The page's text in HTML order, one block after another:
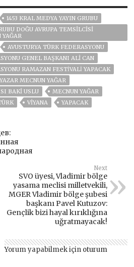
1453 KRAL MEDYA YAYIN GRUBU
DOĞU AVRUPA TEMSILCISI
YAĞAR
AVUSTURYA TÜRK FEDERASYONU
GENEL BAŞKANI ALI CAN
RAMAZAN FESTİVALİ YAPACAK
MECNUN YAĞAR
BAKI USLU
MECNUN YAĞAR
VİYANA YAPACAK
Next
SVO üyesi, Vladimir bölge
yasama meclisi milletvekili,
MGER Vladimir bölge şubesi
başkanı Pavel Kutuzov:
Gençlik bizi hayal kırıklığına
uğratmayacak!
Yorum yapabilmek için oturum